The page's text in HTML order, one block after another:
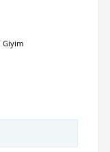
Giyim